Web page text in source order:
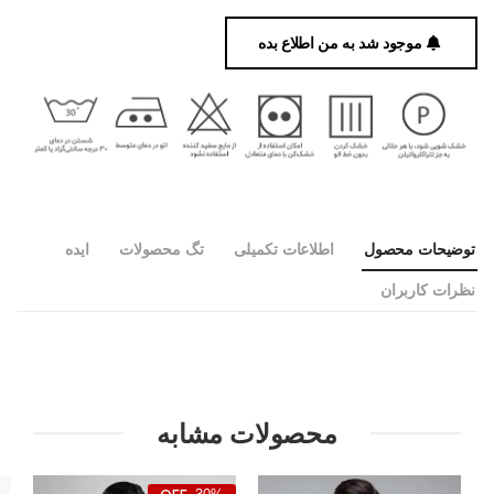
موجود شد به من اطلاع بده
توضیحات محصول اطلاعات تکمیلی تگ محصولات ایده
نظرات کاربران
محصولات مشابه